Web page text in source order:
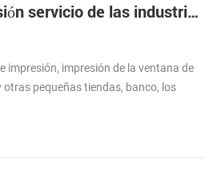
Negocio de impresión servicio de las industrias de mayor Alcista de la demanda de impresora de recibos
impresión, impresión de la ventana de
otras pequeñas tiendas, banco, los